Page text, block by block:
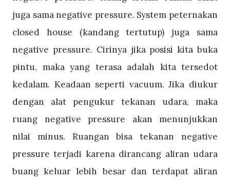
juga sama negative pressure. System peternakan
closed house (kandang tertutup) juga sama
negative pressure. Cirinya jika posisi kita buka
pintu, maka yang terasa adalah kita tersedot
kedalam. Keadaan seperti vacuum. Jika diukur
dengan alat pengukur tekanan udara, maka
ruang negative pressure akan menunjukkan
nilai minus. Ruangan bisa tekanan negative
pressure terjadi karena dirancang aliran udara
buang keluar lebih besar dan terdapat aliran